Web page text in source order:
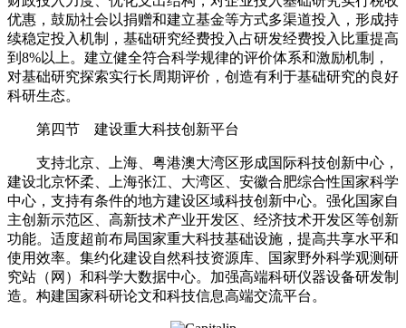
优惠，鼓励社会以捐赠和建立基金等方式多渠道投入，形成持
续稳定投入机制，基础研究经费投入占研发经费投入比重提高
到8%以上。建立健全符合科学规律的评价体系和激励机制，
对基础研究探索实行长周期评价，创造有利于基础研究的良好
科研生态。
第四节 建设重大科技创新平台
支持北京、上海、粤港澳大湾区形成国际科技创新中心，
建设北京怀柔、上海张江、大湾区、安徽合肥综合性国家科学
中心，支持有条件的地方建设区域科技创新中心。强化国家自
主创新示范区、高新技术产业开发区、经济技术开发区等创新
功能。适度超前布局国家重大科技基础设施，提高共享水平和
使用效率。集约化建设自然科技资源库、国家野外科学观测研
究站（网）和科学大数据中心。加强高端科研仪器设备研发制
造。构建国家科研论文和科技信息高端交流平台。